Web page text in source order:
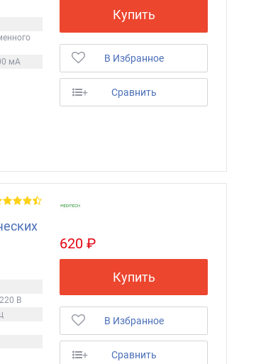
мА
Купить
В Избранное
+ Сравнить
В
620 ₽
Купить
В Избранное
+ Сравнить